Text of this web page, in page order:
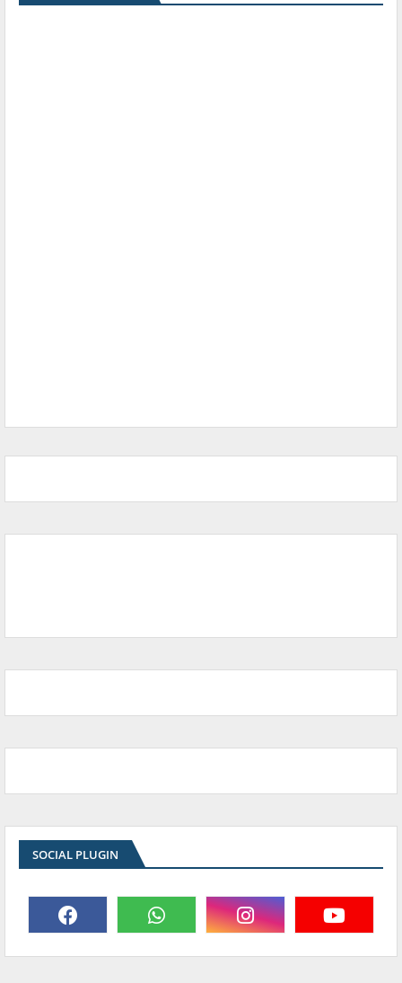
SOCIAL PLUGIN